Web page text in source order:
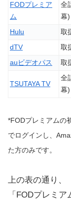
FODプレミア
ム
全
幕)
Hulu 取
dTV 取
auビデオパス 取
TSUTAYA TV
全
幕)
*FODプレミアムの
でログインし、
た方のみです。
上の表の通り、
「FODプレミ